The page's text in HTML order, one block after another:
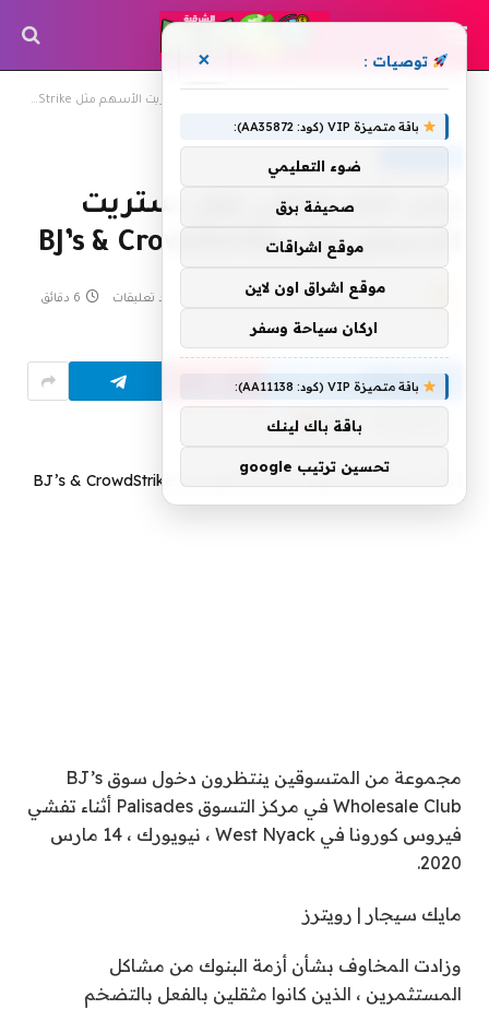
يحب كبار محللي وول ستريت الأسهم مثل BJ’s & CrowdStrike
يحب كبار محللي وول ستريت
الأسهم مثل BJ’s & CrowdStrike
بواسطة shrgiah 9 يونيو، 2023 لا توجد تعليقات 6 دقائق
Google
News
مجموعة من المتسوقين ينتظرون دخول سوق BJ’s
Wholesale Club في مركز التسوق Palisades أثناء تفشي
فيروس كورونا في West Nyack ، نيويورك ، 14 مارس
2020.
مايك سيجار | رويترز
وزادت المخاوف بشأن أزمة البنوك من مشاكل
المستثمرين ، الذين كانوا مثقلين بالفعل بالتضخم
توصيات : ×
باقة متميزة VIP (كود: AA35872):
ضوء التعليمي
صحيفة برق
موقع اشراقات
موقع اشراق اون لاين
اركان سياحة وسفر
باقة متميزة VIP (كود: AA11138):
باقة باك لينك
تحسين ترتيب google